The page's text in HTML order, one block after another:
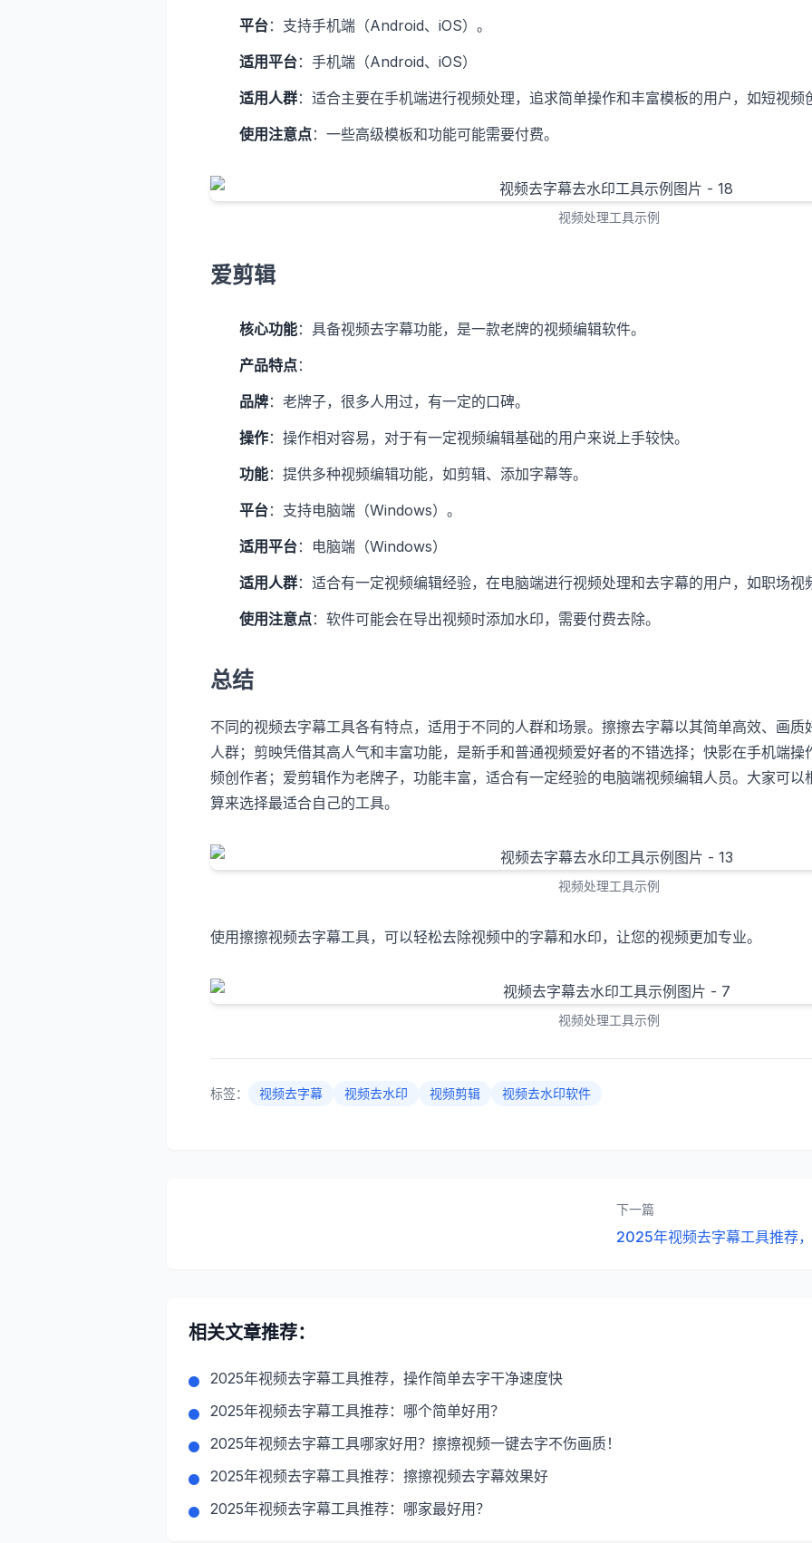
平台：支持手机端（Android、iOS）。
适用平台：手机端（Android、iOS）
适用人群：适合主要在手机端进行视频处理，追求简单操作和丰富模板的用户，如短视频
使用注意点：一些高级模板和功能可能需要付费。
视频处理工具示例
爱剪辑
核心功能：具备视频去字幕功能，是一款老牌的视频编辑软件。
产品特点：
品牌：老牌子，很多人用过，有一定的口碑。
操作：操作相对容易，对于有一定视频编辑基础的用户来说上手较快。
功能：提供多种视频编辑功能，如剪辑、添加字幕等。
平台：支持电脑端（Windows）。
适用平台：电脑端（Windows）
适用人群：适合有一定视频编辑经验，在电脑端进行视频处理和去字幕的用户，如职场视
使用注意点：软件可能会在导出视频时添加水印，需要付费去除。
总结
不同的视频去字幕工具各有特点，适用于不同的人群和场景。擦擦去字幕以其简单高效、画
人群；剪映凭借其高人气和丰富功能，是新手和普通视频爱好者的不错选择；快影在手机端
频创作者；爱剪辑作为老牌子，功能丰富，适合有一定经验的电脑端视频编辑人员。大家可
算来选择最适合自己的工具。
视频处理工具示例
使用擦擦视频去字幕工具，可以轻松去除视频中的字幕和水印，让您的视频更加专业。
视频处理工具示例
标签： 视频去字幕 视频去水印 视频剪辑 视频去水印软件
下一篇
2025年视频去字幕工具推荐
相关文章推荐：
2025年视频去字幕工具推荐，操作简单去字干净速度快
2025年视频去字幕工具推荐：哪个简单好用？
2025年视频去字幕工具哪家好用？擦擦视频一键去字不伤画质！
2025年视频去字幕工具推荐：擦擦视频去字幕效果好
2025年视频去字幕工具推荐：哪家最好用？